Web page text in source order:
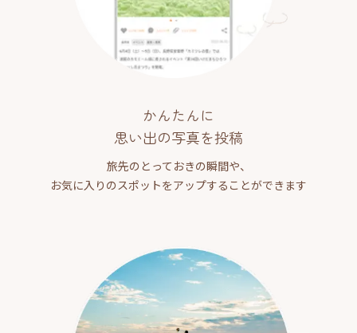
かんたんに
思い出の写真を投稿
旅先のとっておきの瞬間や、
お気に入りのスポットをアップすることができます